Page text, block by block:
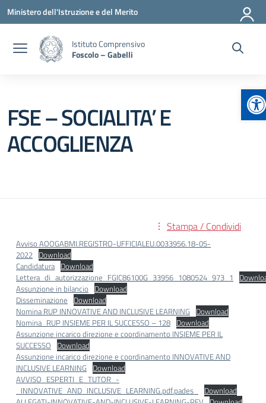
Vai ai contenuti
Vai al menu di navigazione
Vai al footer
Ministero dell'Istruzione e del Merito
Istituto Comprensivo
Foscolo – Gabelli
FSE – SOCIALITA’ E
ACCOGLIENZA
Stampa / Condividi
Avviso AOOGABMI.REGISTRO-UFFICIALEU.0033956.18-05-
2022 Download
Candidatura Download
Lettera_di_autorizzazione_FGIC86100G_33956_1080524_973_1
Assunzione in bilancio Download
Disseminazione Download
Nomina RUP INNOVATIVE AND INCLUSIVE LEARNING Download
Nomina_RUP INSIEME PER IL SUCCESSO – 128 Download
Assunzione incarico direzione e coordinamento INSIEME PER IL
SUCCESSO Download
Assunzione incarico direzione e coordinamento INNOVATIVE AND
INCLUSIVE LEARNING Download
AVVISO_ESPERTI_E_TUTOR_-
_INNOVATIVE_AND_INCLUSIVE_LEARNING.pdf.pades_
Download